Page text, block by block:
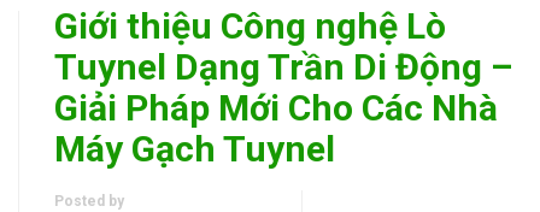
Giới thiệu Công nghệ Lò
Tuynel Dạng Trần Di Động –
Giải Pháp Mới Cho Các Nhà
Máy Gạch Tuynel
Posted by